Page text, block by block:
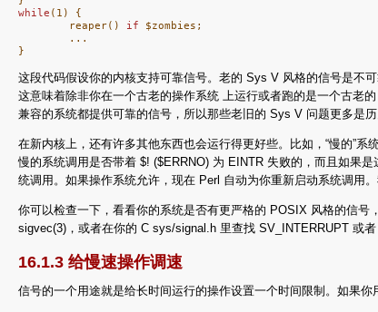
while (1) {
        reaper()
if $zombies;
        ...
}
这段代码假设你的内核支持可靠信号。老的 Sys V 风格的信号是不
这意味着除非你在一个古老的操作系统 上运行或者跑的是一个古老
兼容的系统都提供可靠的信号，所以那些老旧的 Sys V 问题更多是
在新内核上，还有许多其他东西也会运行得更好些。比如，“慢的”
慢的系统调用是否带着 $! ($ERRNO) 为 EINTR 失败的，而且如果
统调用。如果操作系统允许，现在 Perl 自动为你重新启动系统调用。
你可以检查一下，看看你的系统是否有更严格的 POSIX 风格的信
sigvec(3)，或者在你的 C sys/signal.h 里查找 SV_INTERRUPT 或
16.1.3 给慢速操作调速
信号的一个用途就是给长时间运行的操作设置一个时间限制。如果